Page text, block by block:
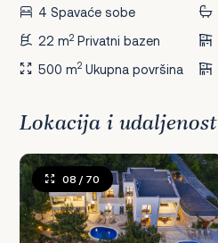
4 Spavaće sobe
22 m2 Privatni bazen
500 m2 Ukupna površina
Lokacija i udaljenost
08 / 70